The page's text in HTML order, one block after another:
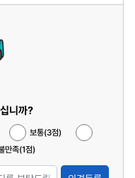
니까?
보통(3점)
만족(1점)